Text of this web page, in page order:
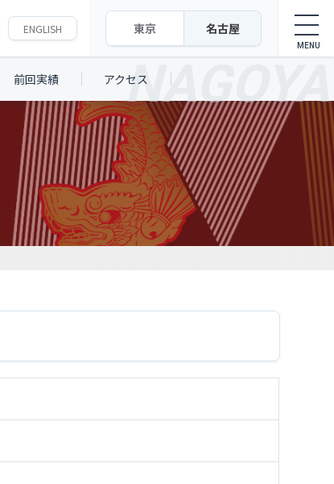
ENGLISH 東京 名古屋
前回実績 アクセス